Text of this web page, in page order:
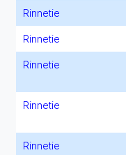
Rinnetie
Rinnetie
Rinnetie
Rinnetie
Rinnetie